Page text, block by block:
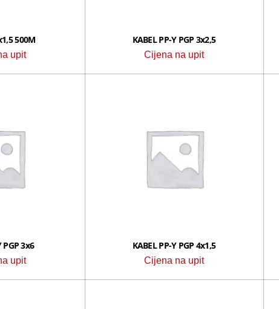
500M
upit
KABEL PP-Y PGP 3x2,5
Cijena na upit
PGP 3x6
upit
KABEL PP-Y PGP 4x1,5
Cijena na upit